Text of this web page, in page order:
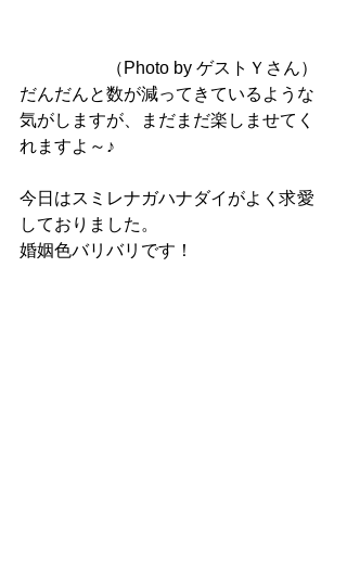
（Photo by ゲストＹさん）
だんだんと数が減ってきているような
気がしますが、まだまだ楽しませてく
れますよ～♪
今日はスミレナガハナダイがよく求愛
しておりました。
婚姻色バリバリです！